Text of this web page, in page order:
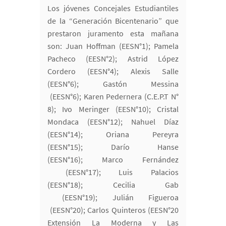
Los jóvenes Concejales Estudiantiles
de la “Generación Bicentenario” que
prestaron juramento esta mañana
son: Juan Hoffman (EESN°1); Pamela
Pacheco (EESN°2); Astrid López
Cordero (EESN°4); Alexis Salle
(EESN°6); Gastón Messina
(EESN°6); Karen Pedernera (C.E.P.T N°
8); Ivo Meringer (EESN°10); Cristal
Mondaca (EESN°12); Nahuel Díaz
(EESN°14); Oriana Pereyra
(EESN°15); Darío Hanse
(EESN°16); Marco Fernández
(EESN°17); Luis Palacios
(EESN°18); Cecilia Gab
(EESN°19); Julián Figueroa
(EESN°20); Carlos Quinteros (EESN°20
Extensión La Moderna y Las